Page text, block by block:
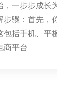
，一步步成长
步骤：首先，
包括手机、平
商平台